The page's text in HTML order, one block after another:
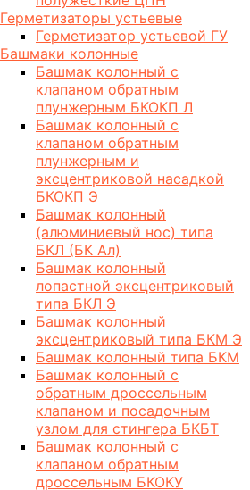
Герметизаторы устьевые
Герметизатор устьевой ГУ
Башмаки колонные
Башмак колонный с
клапаном обратным
плунжерным БКОКП Л
Башмак колонный с
клапаном обратным
плунжерным и
эксцентриковой насадкой
БКОКП Э
Башмак колонный
(алюминиевый нос) типа
БКЛ (БК Ал)
Башмак колонный
лопастной эксцентриковый
типа БКЛ Э
Башмак колонный
эксцентриковый типа БКМ Э
Башмак колонный типа БКМ
Башмак колонный с
обратным дроссельным
клапаном и посадочным
узлом для стингера БКБТ
Башмак колонный с
клапаном обратным
дроссельным БКОКУ